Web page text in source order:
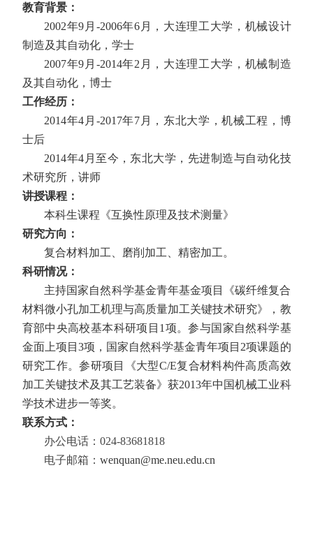
教育背景：
2002年9 月 -2006年6 月，大连理工大学，机械设计
制造及其自动化，学士
2007年9 月 -2014年2 月，大连理工大学，机械制造
及其自动化，博士
工作经历：
2014年4 月 -2017年7 月，东北大学，机械工程，博
士后
2014年4 月至今，东北大学，先进制造与自动化技
术研究所，讲师
讲授课程：
本科生课程《互换性原理及技术测量》
研究方向：
复合材料加工、磨削加工、精密加工。
科研情况：
主持国家自然科学基金青年基金项目《碳纤维复合
材料微小孔加工机理与高质量加工关键技术研究》，教
育部中央高校基本科研项目 1 项。参与国家自然科学基
金面上项目 3项，国家自然科学基金青年项目 2项课题的
研究工作。参研项目《大型C/E复合材料构件高质高效
加工关键技术及其工艺装备》获2013年中国机械工业科
学技术进步一等奖。
联系方式：
办公电话：024-83681818
电子邮箱：wenquan@me.neu.edu.cn